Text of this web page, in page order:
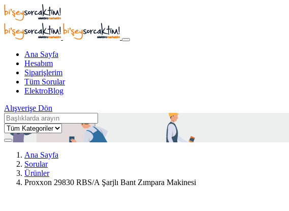
Ana Sayfa
Hesabım
Siparişlerim
Tüm Sorular
ElektroBlog
Alışverişe Dön
Ana Sayfa
Sorular
Ürünler
Proxxon 29830 RBS/A Şarjlı Bant Zımpara Makinesi